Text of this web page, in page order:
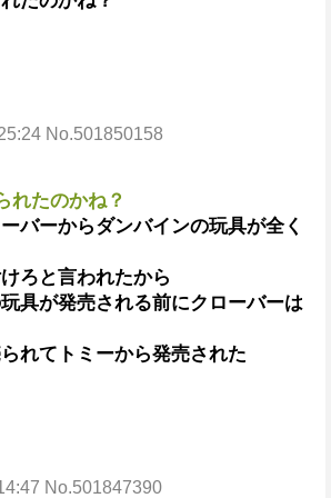
No.501850158
れたのかね？
バーからダンバインの玩具が全く
ろと言われたから
具が発売される前にクローバーは
れてトミーから発売された
No.501847390